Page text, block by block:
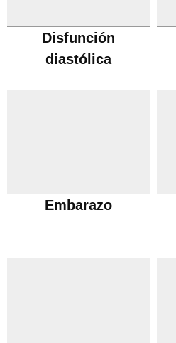
Disfunción
diastólica
Embarazo